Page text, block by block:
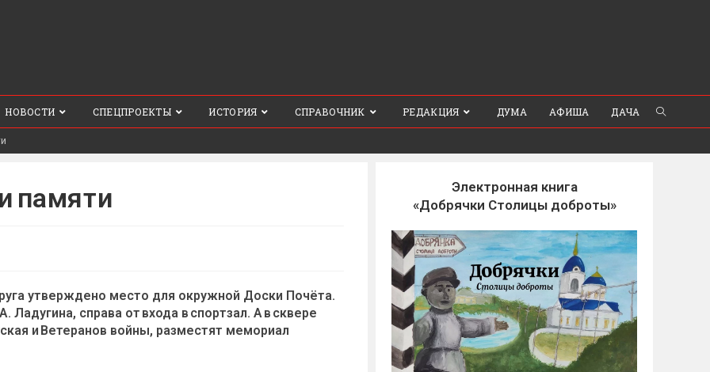
НОВОСТИ СПЕЦПРОЕКТЫ ИСТОРИЯ СПРАВОЧНИК РЕДАКЦИЯ ДУМА АФИША ДАЧА
памяти
утверждено место для окружной Доски Почёта.
справа от входа в спортзал. А в сквере
и Ветеранов войны, разместят мемориал
Электронная книга
«Добрячки Столицы доброты»